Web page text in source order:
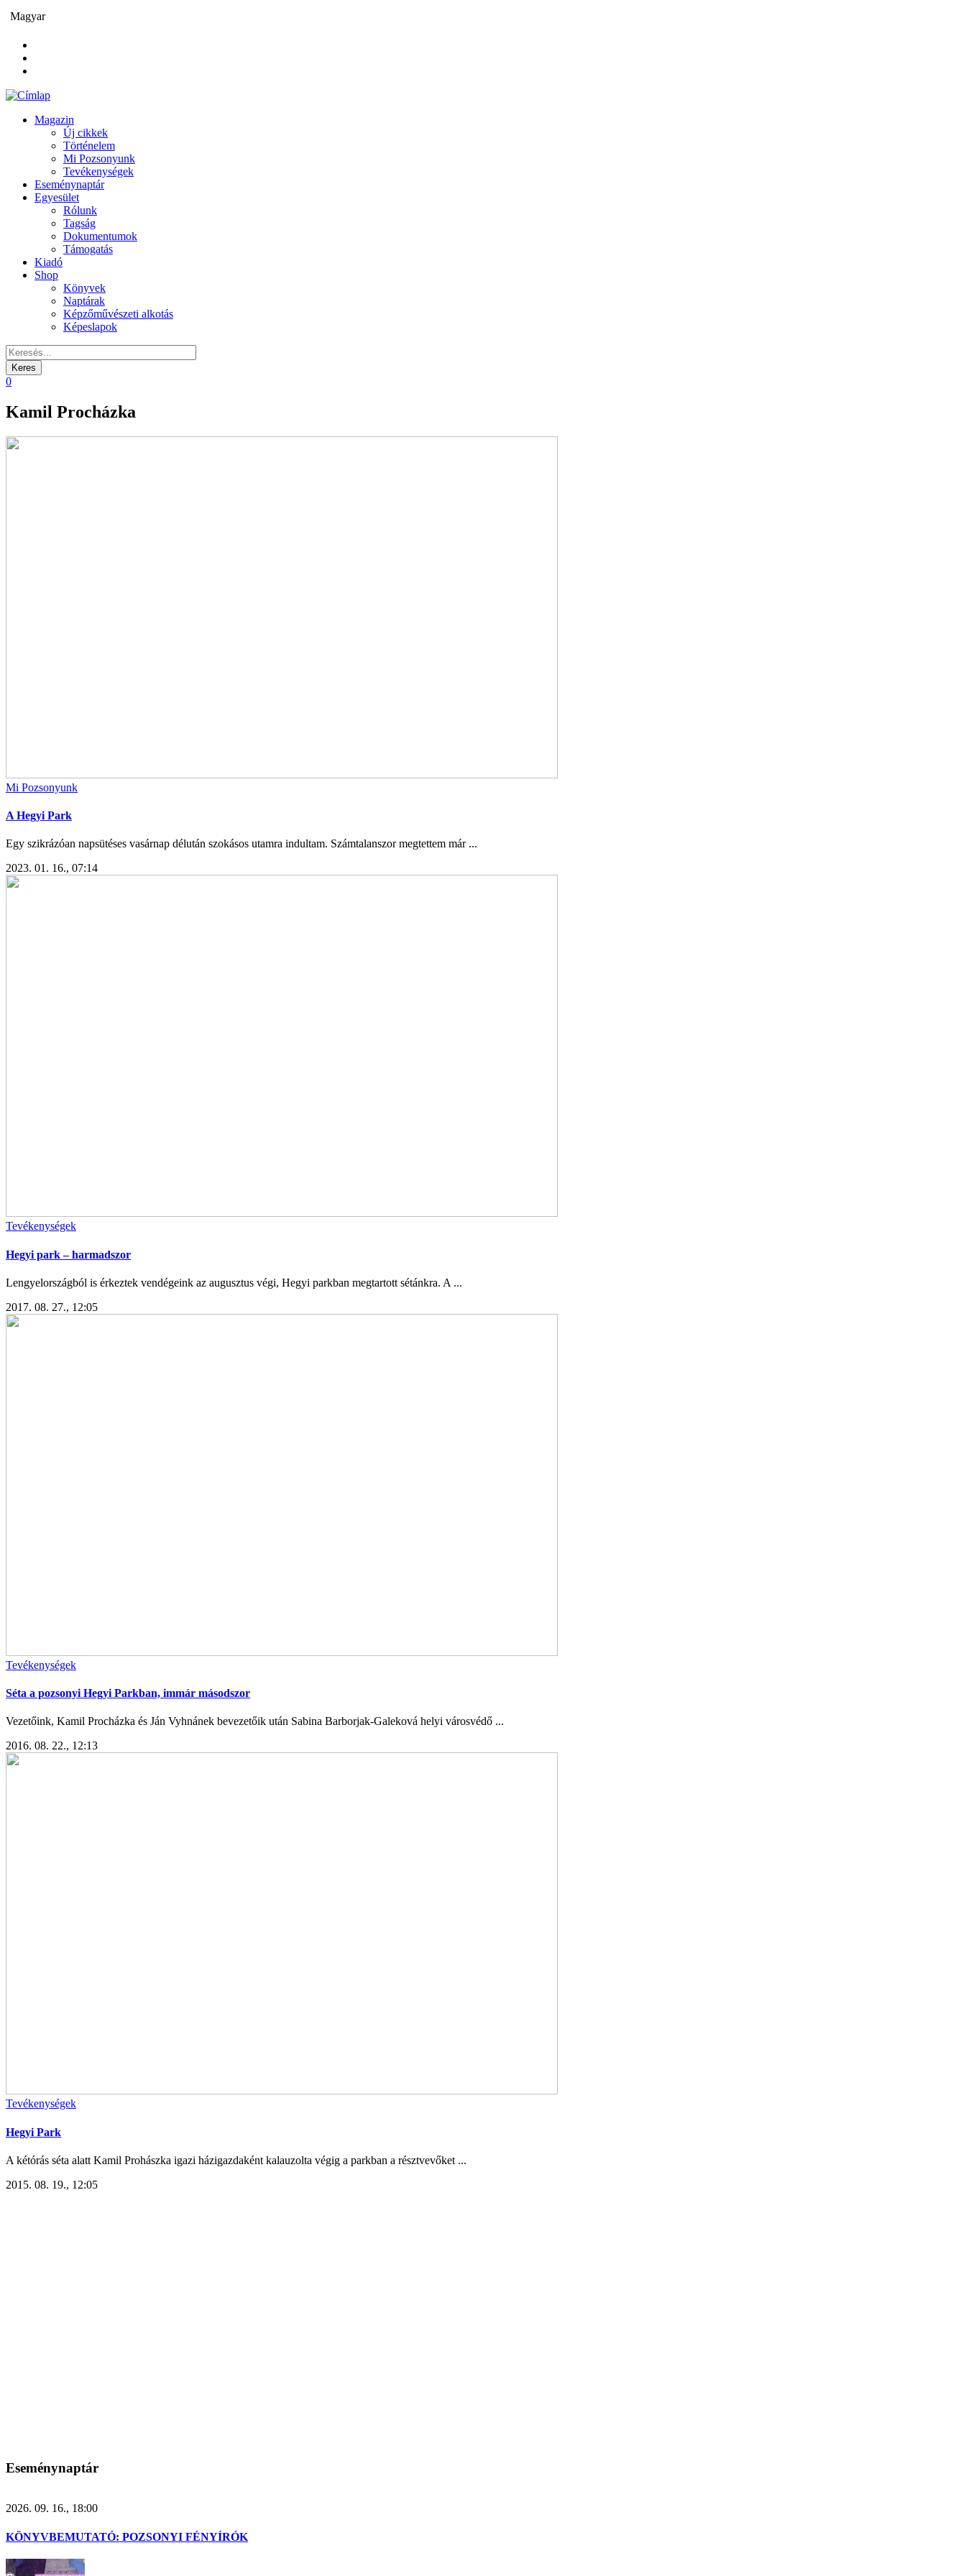
Ugrás
Magyar
navigation
Magazin
Új cikkek
Történelem
Mi Pozsonyunk
Tevékenységek
Eseménynaptár
Egyesület
Rólunk
Tagság
Dokumentumok
Támogatás
Kiadó
Shop
Könyvek
Naptárak
Képzőművészeti alkotás
Képeslapok
0
Kamil Procházka
Mi Pozsonyunk
A Hegyi Park
Egy szikrázóan napsütéses vasárnap délután szokásos utamra indultam. Számtalanszor megtettem már ...
2023. 01. 16., 07:14
Tevékenységek
Hegyi park – harmadszor
Lengyelországból is érkeztek vendégeink az augusztus végi, Hegyi parkban megtartott sétánkra. A ...
2017. 08. 27., 12:05
Tevékenységek
Séta a pozsonyi Hegyi Parkban, immár másodszor
Vezetőink, Kamil Procházka és Ján Vyhnánek bevezetőik után Sabina Barborjak-Galeková helyi városvédő ...
2016. 08. 22., 12:13
Tevékenységek
Hegyi Park
A kétórás séta alatt Kamil Prohászka igazi házigazdaként kalauzolta végig a parkban a résztvevőket ...
2015. 08. 19., 12:05
Eseménynaptár
2026. 09. 16., 18:00
KÖNYVBEMUTATÓ: POZSONYI FÉNYÍRÓK